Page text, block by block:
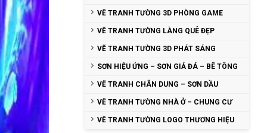
VẼ TRANH TƯỜNG 3D PHÒNG GAME
VẼ TRANH TƯỜNG LÀNG QUÊ ĐẸP
VẼ TRANH TƯỜNG 3D PHÁT SÁNG
SƠN HIỆU ỨNG – SƠN GIẢ ĐÁ – BÊ TÔNG
VẼ TRANH CHÂN DUNG – SƠN DẦU
VẼ TRANH TƯỜNG NHÀ Ở – CHUNG CƯ
VẼ TRANH TƯỜNG LOGO THƯƠNG HIỆU